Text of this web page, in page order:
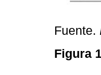
Fuente.
Figura